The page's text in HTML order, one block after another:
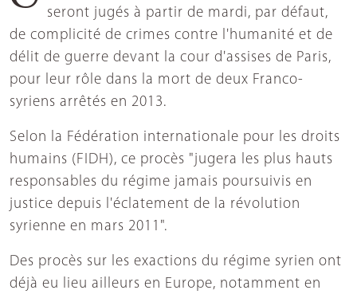
seront jugés à partir de mardi, par défaut,
de complicité de crimes contre l'humanité et de
délit de guerre devant la cour d'assises de Paris,
pour leur rôle dans la mort de deux Franco-
syriens arrêtés en 2013.
Selon la Fédération internationale pour les droits
humains (FIDH), ce procès "jugera les plus hauts
responsables du régime jamais poursuivis en
justice depuis l'éclatement de la révolution
syrienne en mars 2011".
Des procès sur les exactions du régime syrien ont
déjà eu lieu ailleurs en Europe, notamment en